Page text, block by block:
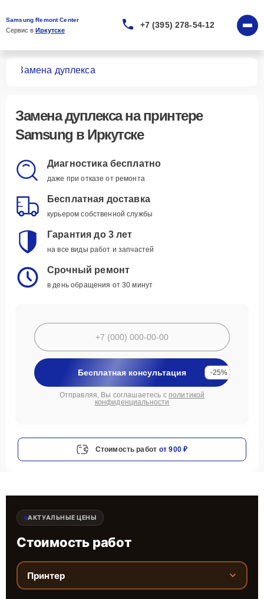
Samsung Remont Center
Сервис в Иркутске
+7 (395) 278-54-12
Замена дуплекса
Замена дуплексана принтере
Samsung в Иркутске
Диагностика бесплатно
даже при отказе от ремонта
Бесплатная доставка
курьером собственной службы
Гарантия до 3 лет
на все виды работ и запчастей
Срочный ремонт
в день обращения от 30 минут
Бесплатная консультация -25%
Отправляя, Вы соглашаетесь с политикой
конфиденциальности
Стоимость работ от 900 ₽
АКТУАЛЬНЫЕ ЦЕНЫ
Стоимость работ
Принтер